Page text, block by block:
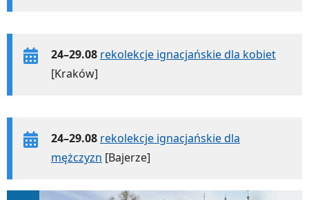
24–29.08 rekolekcje ignacjańskie dla kobiet
[Kraków]
24–29.08 rekolekcje ignacjańskie dla
mężczyzn [Bajerze]